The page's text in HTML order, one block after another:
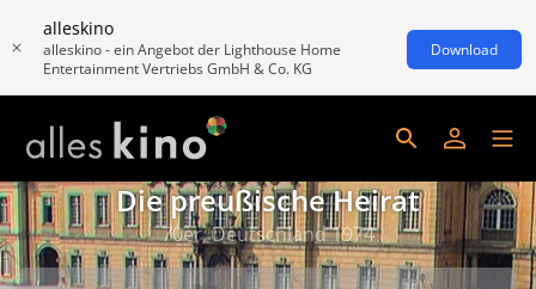
alleskino
alleskino - ein Angebot der Lighthouse Home
Entertainment Vertriebs GmbH & Co. KG
Download
Die preußische Heirat
70er, Deutschland 1974